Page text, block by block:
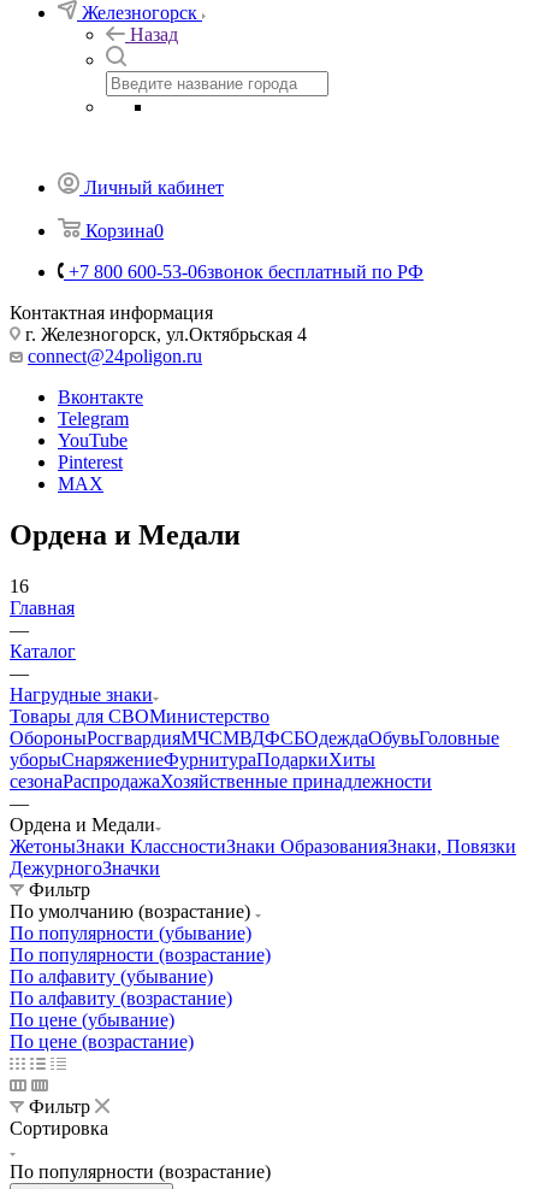
Железногорск
Назад
Личный кабинет
Корзина0
+7 800 600-53-06звонок бесплатный по РФ
Контактная информация
г. Железногорск, ул.Октябрьская 4
connect@24poligon.ru
Вконтакте
Telegram
YouTube
Pinterest
MAX
Ордена и Медали
16
Главная
—
Каталог
—
Нагрудные знаки
Товары для СВОМинистерство
ОбороныРосгвардияМЧСМВДФСБОдеждаОбувьГоловные
уборыСнаряжениеФурнитураПодаркиХиты
сезонаРаспродажаХозяйственные принадлежности
—
Ордена и Медали
ЖетоныЗнаки КлассностиЗнаки ОбразованияЗнаки, Повязки
ДежурногоЗначки
Фильтр
По умолчанию (возрастание)
По популярности (убывание)
По популярности (возрастание)
По алфавиту (убывание)
По алфавиту (возрастание)
По цене (убывание)
По цене (возрастание)
Фильтр
Сортировка
По популярности (возрастание)